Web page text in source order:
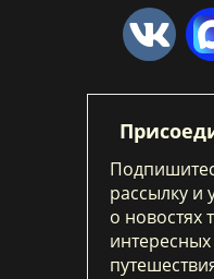
рассылку и
о новостях